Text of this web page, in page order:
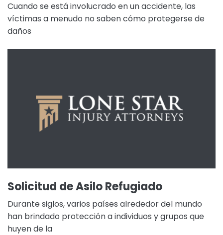
Cuando se está involucrado en un accidente, las
víctimas a menudo no saben cómo protegerse de
daños
Solicitud de Asilo Refugiado
Durante siglos, varios países alrededor del mundo
han brindado protección a individuos y grupos que
huyen de la